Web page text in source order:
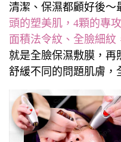
清潔、保濕都顧好後～
頭的塑美肌，4顆的專
面積法令紋、全臉細紋
就是全臉保濕敷膜，再
舒緩不同的問題肌膚，